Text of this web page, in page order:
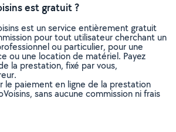
est gratuit ?
est un service entièrement gratuit
pour tout utilisateur cherchant un
ou particulier, pour une
ou une location de matériel. Payez
la prestation, fixé par vous,
le paiement en ligne de la prestation
sans aucune commission ni frais